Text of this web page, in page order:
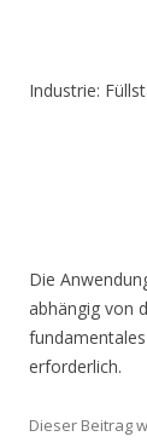
Industrie:
Die
abhängig von
erforderlich.
Dieser Beitrag